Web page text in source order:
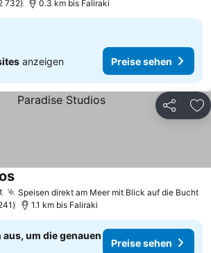
732 0.3 km bis Faliraki
anzeigen Preise sehen
Teilen
Speisen direkt am Meer mit Blick auf die Bucht
Preise sehen
1.1 km bis Faliraki
aus, um die genauen
Preise sehen